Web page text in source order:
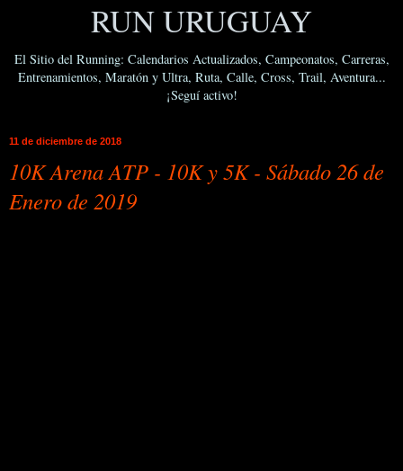
RUN URUGUAY
El Sitio del Running: Calendarios Actualizados, Campeonatos, Carreras,
Entrenamientos, Maratón y Ultra, Ruta, Calle, Cross, Trail, Aventura...
¡Seguí activo!
11 de diciembre de 2018
10K Arena ATP - 10K y 5K - Sábado 26 de
Enero de 2019